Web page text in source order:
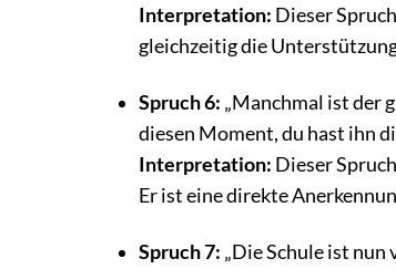
Interpretation: Dieser
gleichzeitig die
Spruch 6: „Manchmal ist der
diesen Moment, du hast ihn
Interpretation: Dieser
Er ist eine direkte
Spruch 7: „Die Schule ist nun